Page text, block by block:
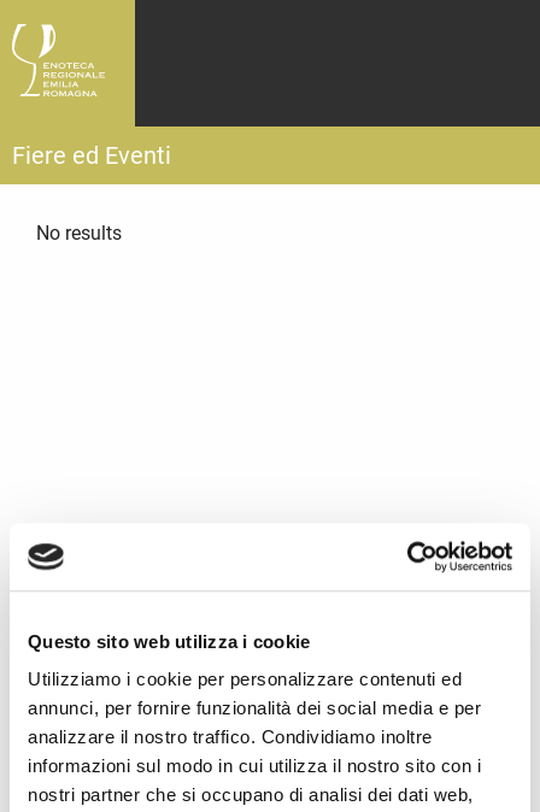
Questo sito web utilizza i cookie
Utilizziamo i cookie per personalizzare contenuti ed
annunci, per fornire funzionalità dei social media e per
analizzare il nostro traffico. Condividiamo inoltre
informazioni sul modo in cui utilizza il nostro sito con i
nostri partner che si occupano di analisi dei dati web,
Fiere ed Eventi
No results